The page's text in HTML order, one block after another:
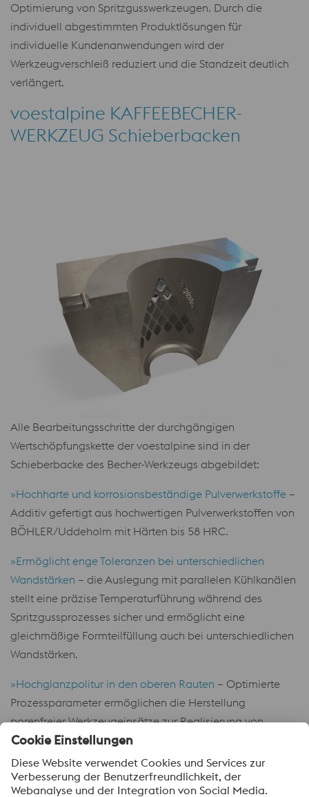
Optimierung von Spritzgusswerkzeugen. Durch die
individuell abgestimmten Produktlösungen für
individuelle Kundenanwendungen wird der
Werkzeugverschleiß reduziert und die Standzeit deutlich
verlängert.
voestalpine KAFFEEBECHER-
WERKZEUG Schieberbacken
Alle Bearbeitungsschritte der durchgängigen
Wertschöpfungskette der voestalpine sind in der
Schieberbacke des Becher-Werkzeugs abgebildet:
»Hochharte und korrosionsbeständige Pulverwerkstoffe –
Additiv gefertigt aus hochwertigen Pulverwerkstoffen von
BÖHLER/Uddeholm mit Härten bis 58 HRC.
»Ermöglicht enge Toleranzen bei unterschiedlichen
Wandstärken – die Auslegung mit parallelen Kühlkanälen
stellt eine präzise Temperaturführung während des
Spritzgussprozesses sicher und ermöglicht eine
gleichmäßige Formteilfüllung auch bei unterschiedlichen
Wandstärken.
»Hochglanzpolitur in den oberen Rauten – Optimierte
Prozessparameter ermöglichen die Herstellung
porenfreier Werkzeugeinsätze zur Realisierung von
Hochglanzoberflächen vergleichbar mit
Stangenmaterial.
»Ultramatte Oberflächen in den unteren Rauten–